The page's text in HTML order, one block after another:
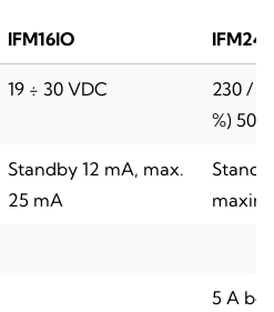
IFM16IO
19 ÷ 30 VDC
230 /
%) 50/
Standby 12 mA, max.
25 mA
5 A bei